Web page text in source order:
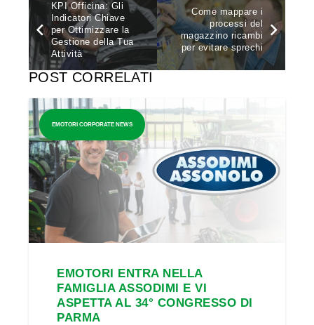
KPI Officina: Gli
Indicatori Chiave
per Ottimizzare la
Gestione della Tua
Attività
Come mappare i
processi del
magazzino ricambi
per evitare sprechi
POST CORRELATI
EMOTORI CORPORATE NEWS
EMOTORI ENTRA NELLA
FAMIGLIA ASSODIMI E VI
ASPETTA AL 34° CONGRESSO DI
PARMA